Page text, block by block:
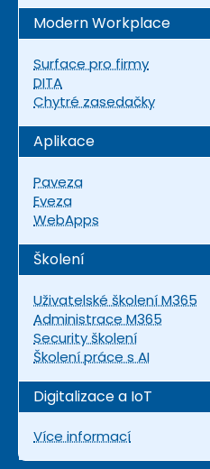
Modern Workplace
Surface pro firmy
DITA
Chytré zasedačky
Aplikace
Paveza
Eveza
WebApps
Školení
Uživatelské školení M365
Administrace M365
Security školení
Školení práce s AI
Digitalizace a IoT
Více informací